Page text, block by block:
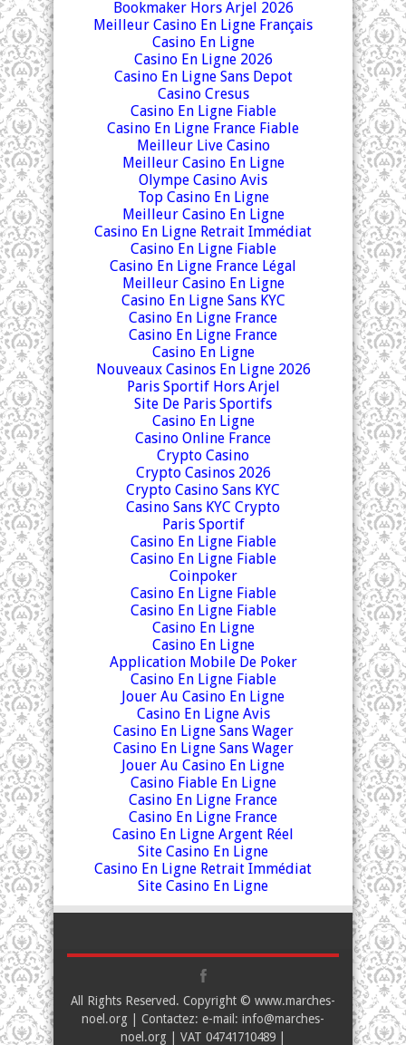
Bookmaker Hors Arjel 2026
Meilleur Casino En Ligne Français
Casino En Ligne
Casino En Ligne 2026
Casino En Ligne Sans Depot
Casino Cresus
Casino En Ligne Fiable
Casino En Ligne France Fiable
Meilleur Live Casino
Meilleur Casino En Ligne
Olympe Casino Avis
Top Casino En Ligne
Meilleur Casino En Ligne
Casino En Ligne Retrait Immédiat
Casino En Ligne Fiable
Casino En Ligne France Légal
Meilleur Casino En Ligne
Casino En Ligne Sans KYC
Casino En Ligne France
Casino En Ligne France
Casino En Ligne
Nouveaux Casinos En Ligne 2026
Paris Sportif Hors Arjel
Site De Paris Sportifs
Casino En Ligne
Casino Online France
Crypto Casino
Crypto Casinos 2026
Crypto Casino Sans KYC
Casino Sans KYC Crypto
Paris Sportif
Casino En Ligne Fiable
Casino En Ligne Fiable
Coinpoker
Casino En Ligne Fiable
Casino En Ligne Fiable
Casino En Ligne
Casino En Ligne
Application Mobile De Poker
Casino En Ligne Fiable
Jouer Au Casino En Ligne
Casino En Ligne Avis
Casino En Ligne Sans Wager
Casino En Ligne Sans Wager
Jouer Au Casino En Ligne
Casino Fiable En Ligne
Casino En Ligne France
Casino En Ligne France
Casino En Ligne Argent Réel
Site Casino En Ligne
Casino En Ligne Retrait Immédiat
Site Casino En Ligne
All Rights Reserved. Copyright © www.marches-
noel.org | Contactez: e-mail: info@marches-
noel.org | VAT 04741710489 |